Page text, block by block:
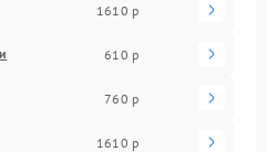
1610 р
610 р
760 р
1610 р